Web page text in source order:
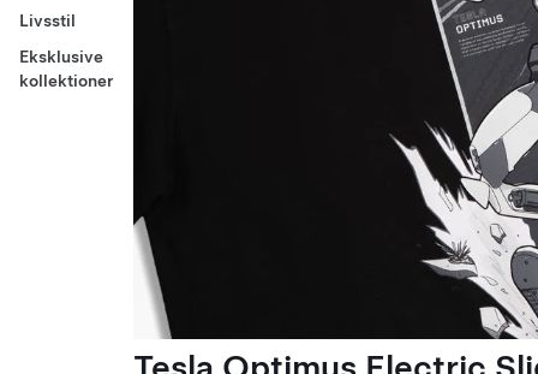
Livsstil
Eksklusive
kollektioner